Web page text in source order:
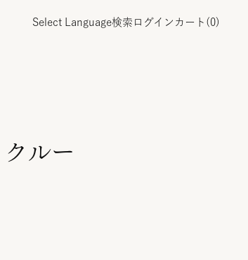
Select Language検索 ログイン カート( 0)
ルー